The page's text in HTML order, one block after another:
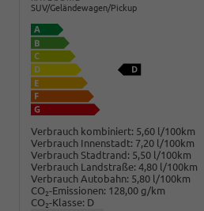
SUV/Geländewagen/Pickup
Verbrauch kombiniert: 5,60 l/100km
Verbrauch Innenstadt: 7,20 l/100km
Verbrauch Stadtrand: 5,50 l/100km
Verbrauch Landstraße: 4,80 l/100km
Verbrauch Autobahn: 5,80 l/100km
CO2-Emissionen: 128,00 g/km
CO2-Klasse: D